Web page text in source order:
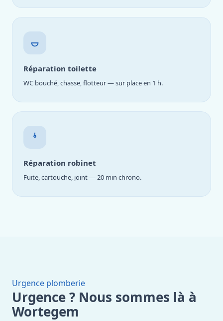
Réparation toilette
WC bouché, chasse, flotteur — sur place en 1 h.
Réparation robinet
Fuite, cartouche, joint — 20 min chrono.
Urgence plomberie
Urgence ? Nous sommes là à
Wortegem